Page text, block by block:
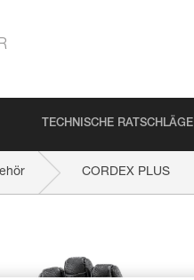
TECHNISCHE RATSCHLÄGE
CORDEX PLUS